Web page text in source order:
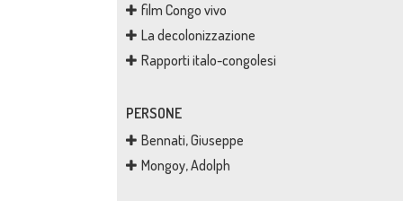
film Congo vivo
La decolonizzazione
Rapporti italo-congolesi
PERSONE
Bennati, Giuseppe
Mongoy, Adolph